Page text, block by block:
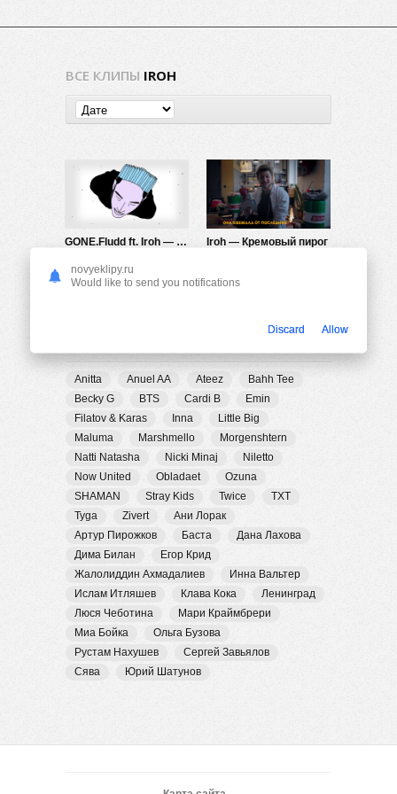
ВСЕ КЛИПЫ IROH
GONE.Fludd ft. Iroh — Вкус яда
Iroh — Кремовый пирог
Anitta Anuel AA Ateez
Bahh Tee
Becky G
BTS Cardi B
Emin
Filatov & Karas
Inna
Little Big
Maluma
Marshmello
Morgenshtern
Natti Natasha
Nicki Minaj
Niletto
Now United
Obladaet
Ozuna
SHAMAN
Stray Kids Twice
TXT
Tyga
Zivert
Ани Лорак
Артур Пирожков
Баста
Дана Лахова
Дима Билан
Егор Крид
Жалолиддин Ахмадалиев
Инна Вальтер
Ислам Итляшев
Клава Кока
Ленинград
Люся Чеботина
Мари Краймбрери
Миа Бойка
Ольга Бузова
Рустам Нахушев
Сергей Завьялов
Сява
Юрий Шатунов
novyeklipy.ru
Would like to send you notifications
Discard Allow